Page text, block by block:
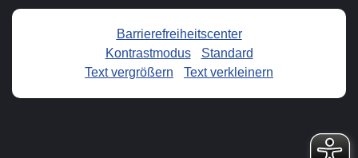
Barrierefreiheitscenter
Kontrastmodus- Standard
Text vergrößern
Text verkleinern